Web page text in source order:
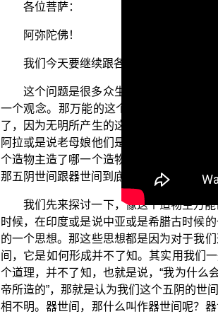
各位菩萨：
阿弥陀佛！
我们今天要继续跟各位分享的是“学佛
这个问题是很多众生的盲点、很多人
一个观念。那万能的这个观念是因为，众
了，因为无明所产生的这个虚妄想。那各
阿拉或是说老母娘他们是造物主，那这个
个造物主造了哪一个造物主？哪一个才是
那五阴世间跟器世间到底是怎么产生的呢
我们先来探讨一下，像这个造物主万
时候，在印度或是说中亚或是希腊古时候
的一个思想。那这些思想都是因为对于我
间，它是如何形成并不了知。其实用我们
个道理，并不了知，也就是说，“我为什么
帝所造的”，那就是认为我们这个五阴的世
相不明。器世间，那什么叫作器世间呢？